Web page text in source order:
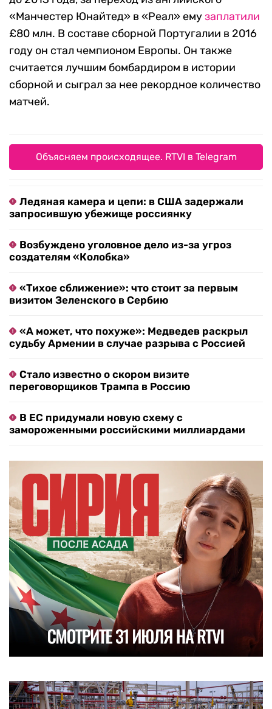
«Манчестер Юнайтед» в «Реал» емузаплатили
£80 млн. В составе сборной Португалии в 2016
году он стал чемпионом Европы. Он также
считается лучшим бомбардиром в истории
сборной и сыграл за нее рекордное количество
матчей.
Объясняем происходящее. RTVI в Telegram
Ледяная камера и цепи: в США задержали
запросившую убежище россиянку
Возбуждено уголовное дело из-за угроз
создателям «Колобка»
«Тихое сближение»: что стоит за первым
визитом Зеленского в Сербию
«А может, что похуже»: Медведев раскрыл
судьбу Армении в случае разрыва с Россией
Стало известно о скором визите
переговорщиков Трампа в Россию
В ЕС придумали новую схему с
замороженными российскими миллиардами